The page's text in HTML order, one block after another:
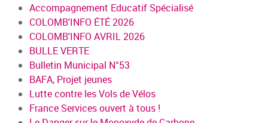
Accompagnement Educatif Spécialisé
COLOMB'INFO ÉTÉ 2026
COLOMB'INFO AVRIL 2026
BULLE VERTE
Bulletin Municipal N°53
BAFA, Projet jeunes
Lutte contre les Vols de Vélos
France Services ouvert à tous !